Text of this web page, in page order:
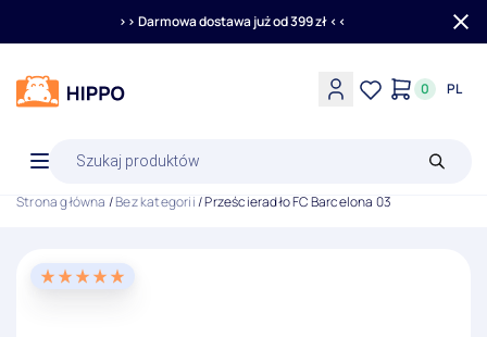
>> Darmowa dostawa już od 399 zł <<
0 PL
produktów
Strona główna /Bez kategorii/ Prześcieradło FC Barcelona 03